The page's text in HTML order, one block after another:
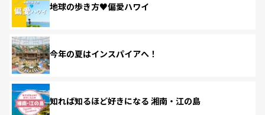
地球の歩き方♥偏愛ハワイ
今年の夏はインスパイアへ！
知れば知るほど好きになる 湘南・江の島